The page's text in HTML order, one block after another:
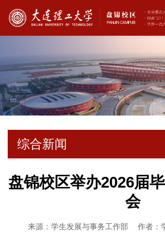
综合新闻
盘锦校区举办2026届
会
来源：学生发展与事务工作部
作者：